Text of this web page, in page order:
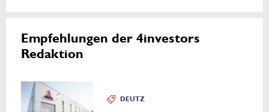
Empfehlungen der 4investors
Redaktion
DEUTZ